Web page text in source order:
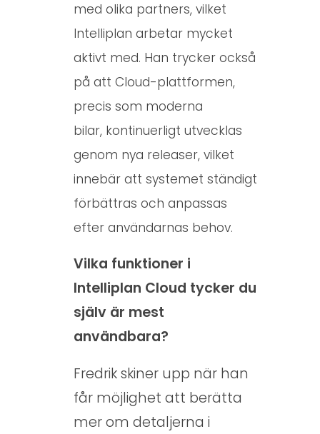
med olika partners, vilket
Intelliplan arbetar mycket
aktivt med. Han trycker också
på att Cloud-plattformen,
precis som moderna
bilar, kontinuerligt utvecklas
genom nya releaser, vilket
innebär att systemet ständigt
förbättras och anpassas
efter användarnas behov.
Vilka funktioner i
Intelliplan Cloud tycker du
själv är mest
användbara?
Fredrik skiner upp när han
får möjlighet att berätta
mer om detaljerna i